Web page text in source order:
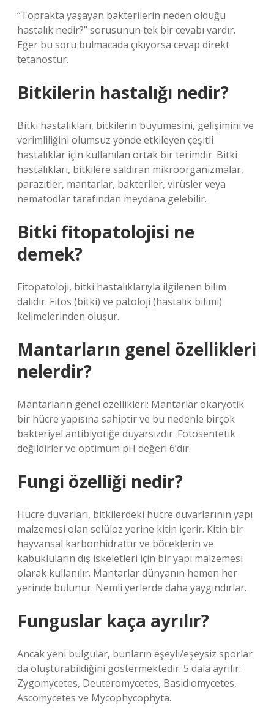
“Toprakta yaşayan bakterilerin neden olduğu
hastalık nedir?” sorusunun tek bir cevabı vardır.
Eğer bu soru bulmacada çıkıyorsa cevap direkt
tetanostur.
Bitkilerin hastalığı nedir?
Bitki hastalıkları, bitkilerin büyümesini, gelişimini ve
verimliliğini olumsuz yönde etkileyen çeşitli
hastalıklar için kullanılan ortak bir terimdir. Bitki
hastalıkları, bitkilere saldıran mikroorganizmalar,
parazitler, mantarlar, bakteriler, virüsler veya
nematodlar tarafından meydana gelebilir.
Bitki fitopatolojisi ne
demek?
Fitopatoloji, bitki hastalıklarıyla ilgilenen bilim
dalıdır. Fitos (bitki) ve patoloji (hastalık bilimi)
kelimelerinden oluşur.
Mantarların genel özellikleri
nelerdir?
Mantarların genel özellikleri: Mantarlar ökaryotik
bir hücre yapısına sahiptir ve bu nedenle birçok
bakteriyel antibiyotiğe duyarsızdır. Fotosentetik
değildirler ve optimum pH değeri 6’dır.
Fungi özelliği nedir?
Hücre duvarları, bitkilerdeki hücre duvarlarının yapı
malzemesi olan selüloz yerine kitin içerir. Kitin bir
hayvansal karbonhidrattır ve böceklerin ve
kabukluların dış iskeletleri için bir yapı malzemesi
olarak kullanılır. Mantarlar dünyanın hemen her
yerinde bulunur. Nemli yerlerde daha yaygındırlar.
Funguslar kaça ayrılır?
Ancak yeni bulgular, bunların eşeyli/eşeysiz sporlar
da oluşturabildiğini göstermektedir. 5 dala ayrılır:
Zygomycetes, Deuteromycetes, Basidiomycetes,
Ascomycetes ve Mycophycophyta.